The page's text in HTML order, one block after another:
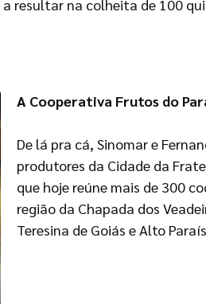
resultar na colheita de 100
A Cooperativa Frutos do
De lá pra cá, Sinomar e
produtores da Cidade da
que hoje reúne mais de 300
região da Chapada dos
Teresina de Goiás e Alto